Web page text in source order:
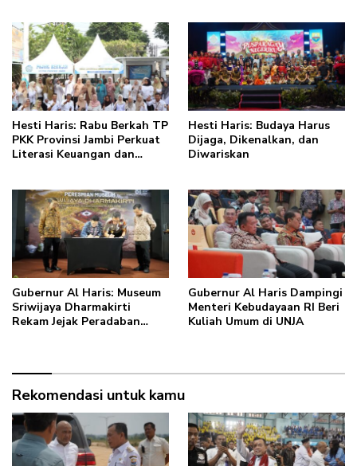
anakku bisa jaga diri, 60%
masa depan sudah ada di
tangan”
Hesti Haris: Rabu Berkah TP
PKK Provinsi Jambi Perkuat
Literasi Keuangan dan
Hesti Haris: Budaya Harus
Dijaga, Dikenalkan, dan
Diwariskan
Gubernur Al Haris: Museum
Sriwijaya Dharmakirti
Rekam Jejak Peradaban
Gubernur Al Haris Dampingi
Menteri Kebudayaan RI Beri
Kuliah Umum di UNJA
Rekomendasi untuk kamu